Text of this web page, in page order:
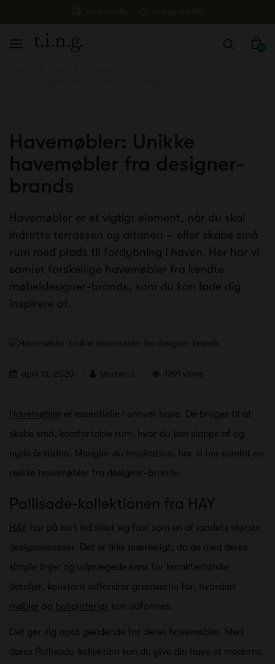
0
Havemøbler: Unikke
havemøbler fra designer-
brands
Havemøbler er et vigtigt element, når du skal
indrette terrassen og altanen – eller skabe små
rum med plads til fordybning i haven. Her har vi
samlet forskellige havemøbler fra kendte
møbeldesigner-brands, som du kan lade dig
inspirere af.
april 13, 2020 Morten J. 1391 views
Havemøbler er essentielle i enhver have. De bruges til at
skabe små, komfortable rum, hvor du kan slappe af og
nyde årstiden. Mangler du inspiration, har vi her samlet en
række havemøbler fra designer-brands.
Pallisade-kollektionen fra HAY
HAY har på kort tid slået sig fast som en af landets største
designsucceser. Det er ikke mærkeligt, da de med deres
simple linjer og udprægede sans for karakteristiske
detaljer, konstant udfordrer grænserne for, hvordan
møbler og boliginteriør kan udformes.
Det gør sig også gældende for deres havemøbler. Med
deres Pallisade-kollektion kan du give din have et moderne,